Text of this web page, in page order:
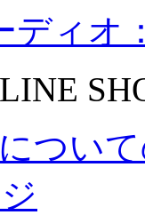
ディオ
つい